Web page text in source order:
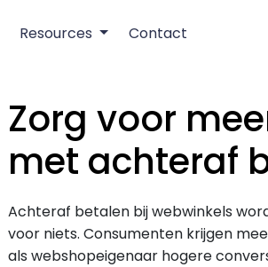
Resources Contact
Zorg voor
met achteraf
Achteraf betalen bij webwinkels
voor niets. Consumenten krijgen
als webshopeigenaar hogere